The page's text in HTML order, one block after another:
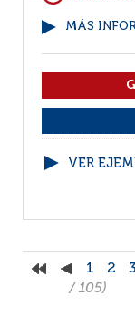
MÁS
VER
1 2 3
/ 105)